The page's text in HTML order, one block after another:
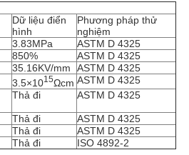
Dữ liệu điển
hình
Phương pháp thử
nghiệm
3.83MPa
ASTM D 4325
850%
ASTM D 4325
35.16KV/mm
ASTM D 4325
3.5×1015Ωcm ASTM D 4325
Thả đi ASTM D 4325
Thả đi
ASTM D 4325
Thả đi
ASTM D 4325
Thả đi ISO 4892-2